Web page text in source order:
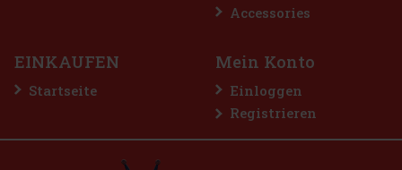
Accessories
EINKAUFEN
Startseite
Mein Konto
Einloggen
Registrieren